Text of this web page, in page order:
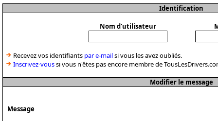
Identification
Nom d'utilisateur
Recevez vos identifiants par e-mailsi vous les avez oubliés.
Inscrivez-voussi vous n'êtes pas encore membre de
Modifier le message
Message